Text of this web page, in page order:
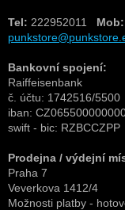
Tel: 222952011 Mob:
Bankovní spojení:
Raiffeisenbank
č. účtu: 1742516/5500
iban:
swift - bic: RZBCCZPP
Prodejna / výdejní
Praha 7
Veverkova 1412/4
Možnosti platby -